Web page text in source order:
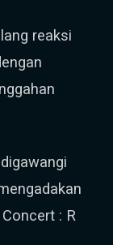
reaksi
: R